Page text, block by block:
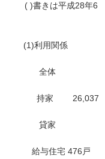
( )書きは平成28年6
利用関係
) 全体
持家 26,037
) 貸家
与住宅 476戸